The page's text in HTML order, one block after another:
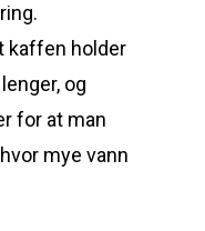
kaffen holder
og
for at man
mye vann